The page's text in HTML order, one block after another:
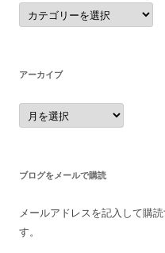
カ
テ
ゴ
アーカイブ
ア
ー
カ
ブログをメールで購読
メールアドレスを記入して購
す。